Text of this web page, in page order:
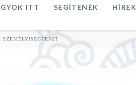
ITT SEGÍTENÉK HÍREK